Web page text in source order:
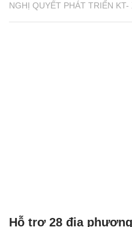
NGHỊ QUYẾT PHÁT TRIỂN KT-
Hỗ trợ 28 địa